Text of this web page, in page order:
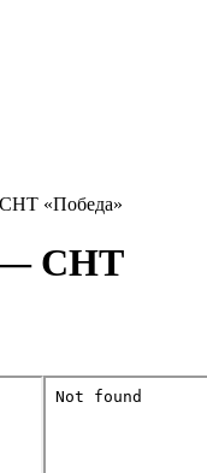
«Победа»
— СНТ